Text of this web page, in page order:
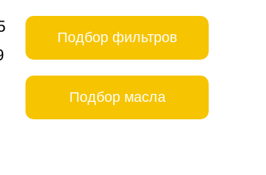
Подбор фильтров
Подбор масла